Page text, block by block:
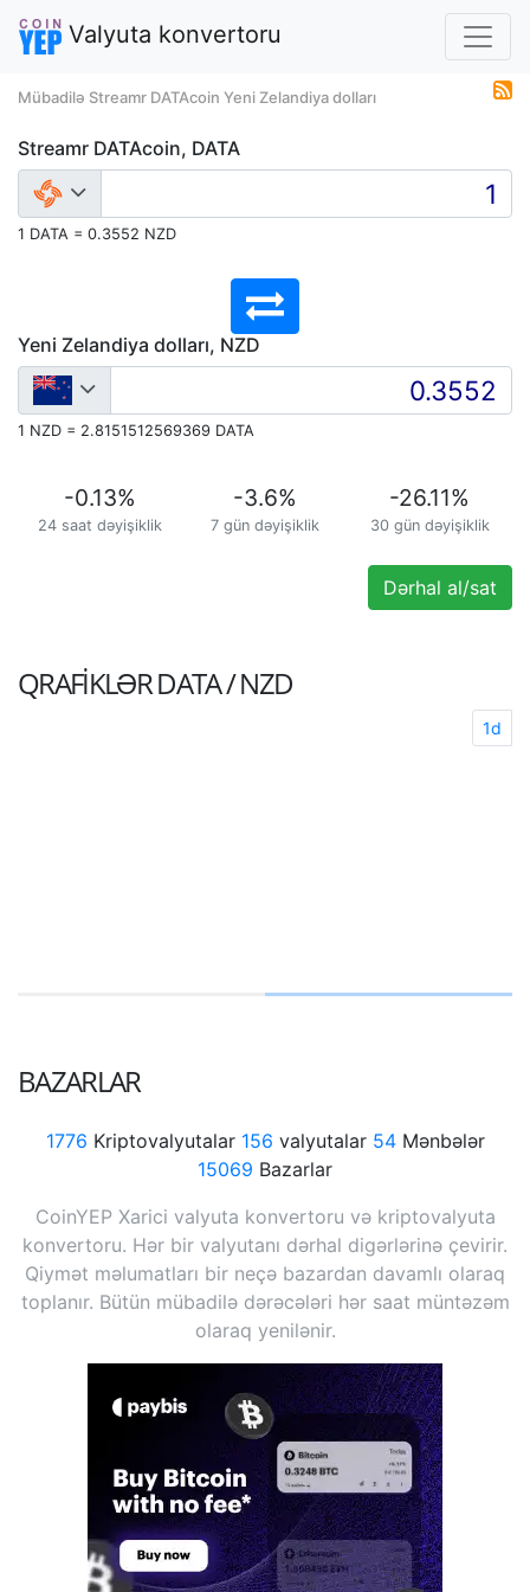
Valyuta konvertoru
Mübadilə Streamr DATAcoin Yeni Zelandiya dolları
Streamr DATAcoin, DATA
1 DATA = 0.3552 NZD
Yeni Zelandiya dolları, NZD
1 NZD = 2.8151512569369 DATA
-0.13%
24 saat dəyişiklik
-3.6%
7 gün dəyişiklik
-26.11%
30 gün dəyişiklik
Dərhal al/sat
QRAFIKLƏRDATA / NZD
1d
BAZARLAR
1776 Kriptovalyutalar 156 valyutalar 54Mənbələr
15069 Bazarlar
CoinYEP Xarici valyuta konvertoru və kriptovalyuta
konvertoru. Hər bir valyutanı dərhal digərlərinə çevirir.
Qiymət məlumatları bir neçə bazardan davamlı olaraq
toplanır. Bütün mübadilə dərəcələri hər saat müntəzəm
olaraq yenilənir.